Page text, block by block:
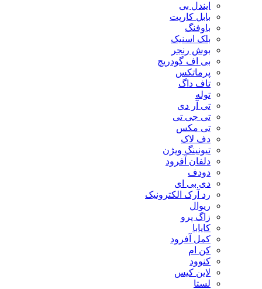
ایندل بی
بابل کارپت
باوفنگ
بلک اسنیک
بوش رنجر
بی اف گودریچ
پرماتکس
تاف داگ
توله
تی آر دی
تی جی تی
تی مکس
دف لاک
تیونینگ ویژن
دلفان آفرود
دودف
دی بی ای
رد آرک الکترونیک
ریوال
زاگ پرو
کایابا
کمل آفرود
کن ام
کنوود
لاین کیس
لستا